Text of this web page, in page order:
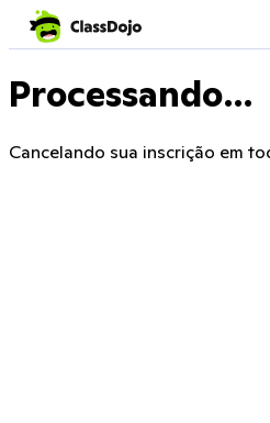
Processando…
Cancelando sua inscrição em